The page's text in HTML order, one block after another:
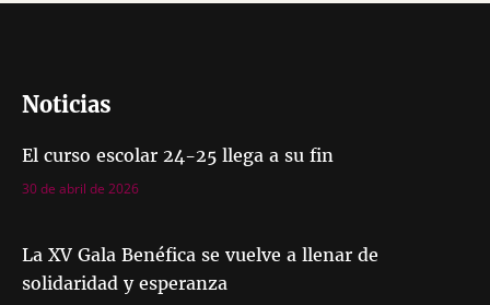
Noticias
El curso escolar 24-25 llega a su fin
30 de abril de 2026
La XV Gala Benéfica se vuelve a llenar de
solidaridad y esperanza